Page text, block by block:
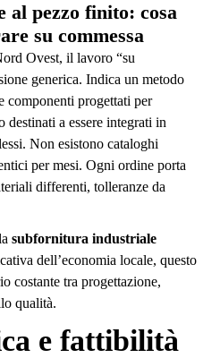
al pezzo finito: cosa
su commessa
Ovest, il lavoro “su
generica. Indica un metodo
componenti progettati per
destinati a essere integrati in
Non esistono cataloghi
per mesi. Ogni ordine porta
differenti, tolleranze da
subfornitura industriale
dell’economia locale, questo
costante tra progettazione,
qualità.
e fattibilità